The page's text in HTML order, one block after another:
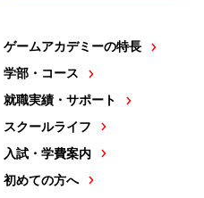
ゲームアカデミーの特長
学部・コース
就職実績・サポート
スクールライフ
入試・学費案内
初めての方へ